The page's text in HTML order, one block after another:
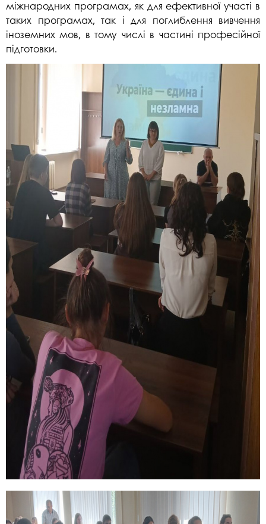
міжнародних програмах, як для ефективної участі в
таких програмах, так і для поглиблення вивчення
іноземних мов, в тому числі в частині професійної
підготовки.